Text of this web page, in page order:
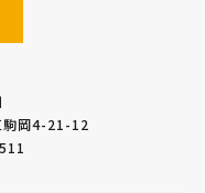
駒岡4-21-12